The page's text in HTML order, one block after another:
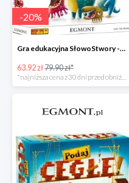
-20%
Gra edukacyjna SłowoStwory -20%
63.92 zł79.90 zł*